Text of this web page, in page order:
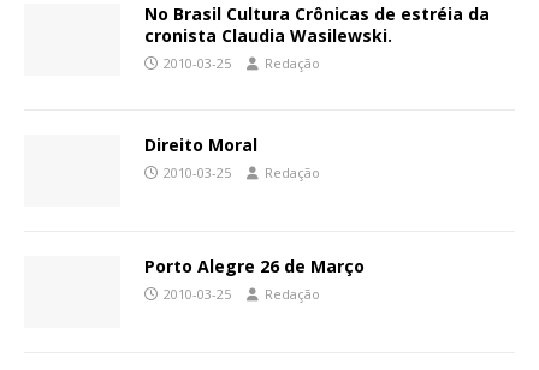
No Brasil Cultura Crônicas de estréia da
cronista Claudia Wasilewski.
2010-03-25 Redação
Direito Moral
2010-03-25 Redação
Porto Alegre 26 de Março
2010-03-25 Redação